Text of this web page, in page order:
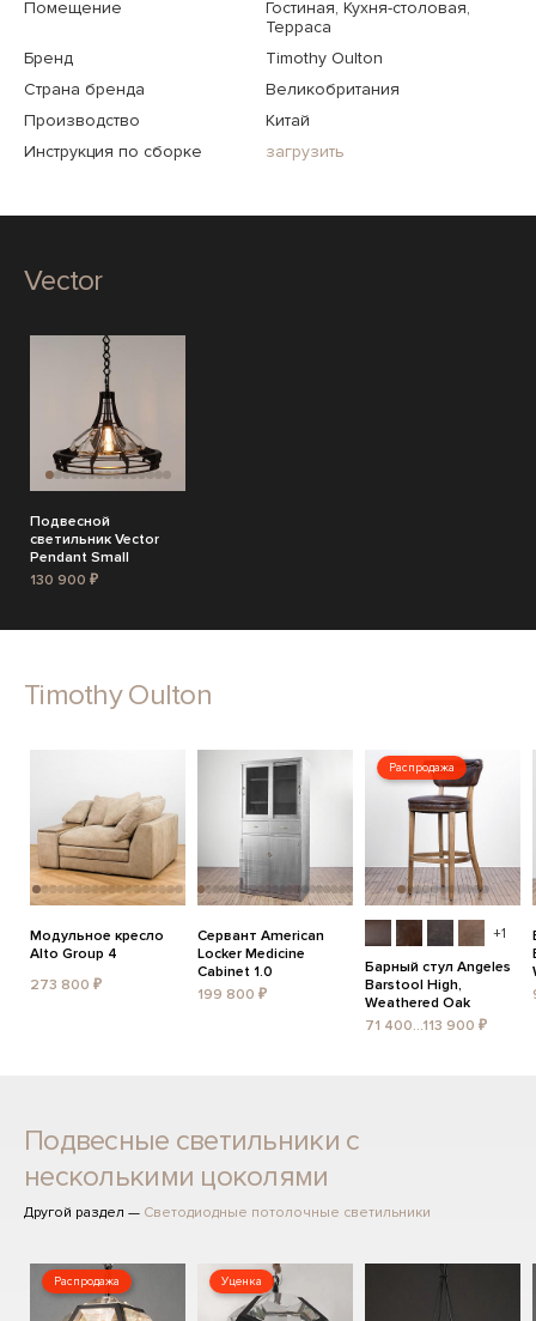
Помещение
Гостиная, Кухня-столовая,
Терраса
Бренд
Timothy Oulton
Страна бренда
Великобритания
Производство
Китай
Инструкция по сборке
загрузить
Vector
Подвесной
светильник Vector
Pendant Small
130 900 ₽
Timothy Oulton
Модульное кресло
Alto Group 4
273 800 ₽
Сервант American
Locker Medicine
Cabinet 1.0
199 800 ₽
Распродажа
+1
Барный стул Angeles
Barstool High,
Weathered Oak
71 400...113 900 ₽
Подвесные светильники с
несколькими цоколями
Другой раздел — Светодиодные потолочные светильники
Распродажа Уценка